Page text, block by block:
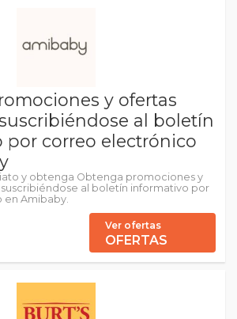
y ofertas
al boletín
por correo electrónico
y obtenga Obtenga promociones y
al boletín informativo por
Amibaby.
Ver ofertas
OFERTAS